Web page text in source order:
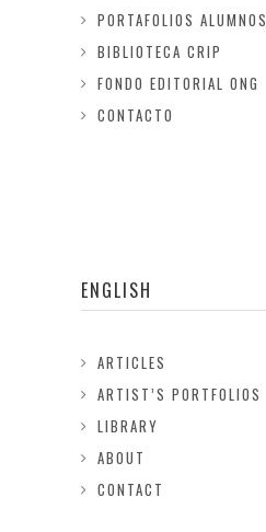
PORTAFOLIOS ALUMNOS
BIBLIOTECA CRIP
FONDO EDITORIAL ONG
CONTACTO
ENGLISH
ARTICLES
ARTIST’S PORTFOLIOS
LIBRARY
ABOUT
CONTACT